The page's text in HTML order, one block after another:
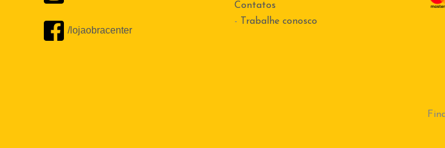
/lojaobracenter
Contatos
-
Trabalhe conosco